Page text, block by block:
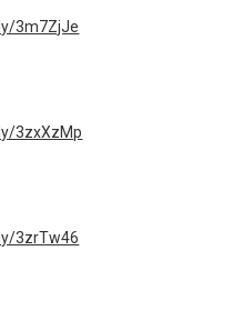
3m7ZjJe
3zxXzMp
3zrTw46